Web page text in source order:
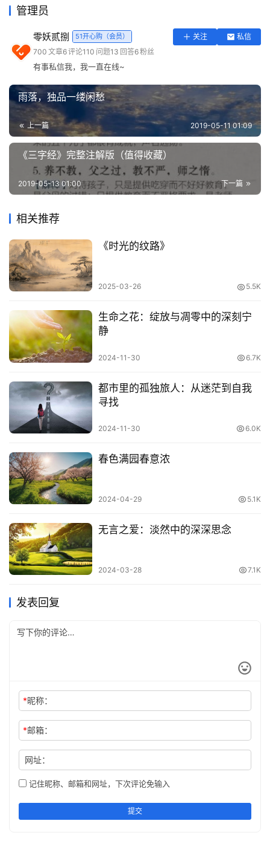
读
用
具
专
常
网
址
登录 注册
在熙攘的市井中
浮世流年，我自清欢
当我们和岁月一起，逐渐老去
光阴经了岁月的蜕变，便散了，淡了
就是那种蓦然回首一笑置之的淡然
毕竟，读懂了淡定，才算读懂了人生
管理员
零妖贰捌 51开心购（会员） 关注
私信
700 文章6评论110 问题13 回答6粉丝
有事私信我，我一直在线~
雨落，独品一缕闲愁
上一篇 2019-05-11 01:09
《三字经》完整注解版（值得收藏）
下一篇
2019-05-13 01:00
相关推荐
《时光的纹路》
2025-03-26 5.5K
生命之花：绽放与凋零中的深刻宁
静
2024-11-30 6.7K
都市里的孤独旅人：从迷茫到自我
寻找
2024-11-30 6.0K
春色满园春意浓
2024-04-29 5.1K
无言之爱：淡然中的深深思念
2024-03-28 7.1K
发表回复
*昵称：
*邮箱：
网址：
记住昵称、邮箱和网址，下次评论免输入
提交